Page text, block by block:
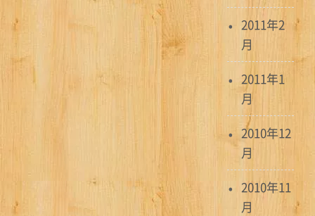
2011年2
月
2011年1
月
2010年12
月
2010年11
月